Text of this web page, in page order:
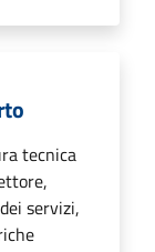
tecnica
servizi,